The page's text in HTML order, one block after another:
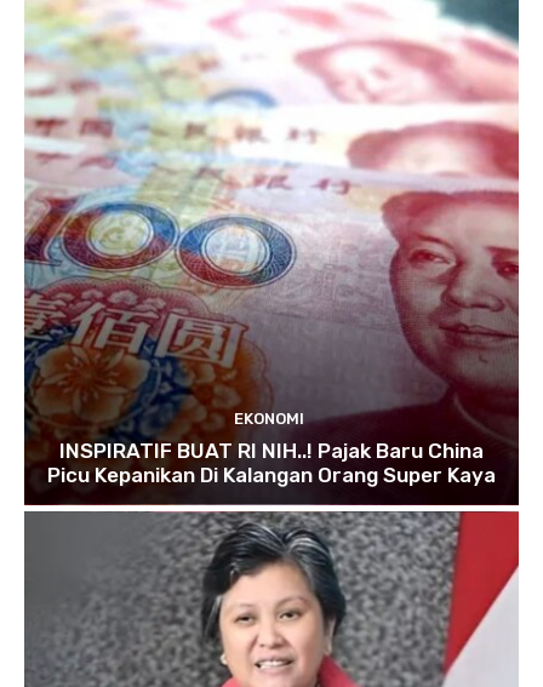
EKONOMI
INSPIRATIF BUAT RI NIH..! Pajak Baru China
Picu Kepanikan Di Kalangan Orang Super Kaya